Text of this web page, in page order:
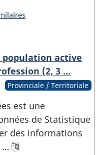
population active
(2, 3 …
Provinciale / Territoriale
est une
de Statistique
des informations
…